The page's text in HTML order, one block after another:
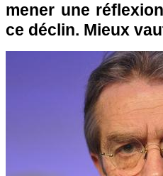
mener une
ce déclin. Mieux